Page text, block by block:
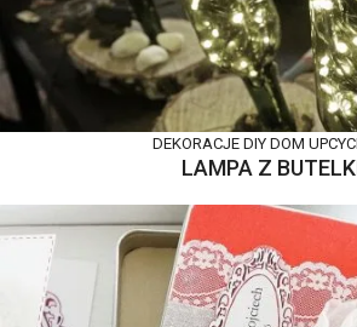
DEKORACJE DIY DOM
LAMPA Z